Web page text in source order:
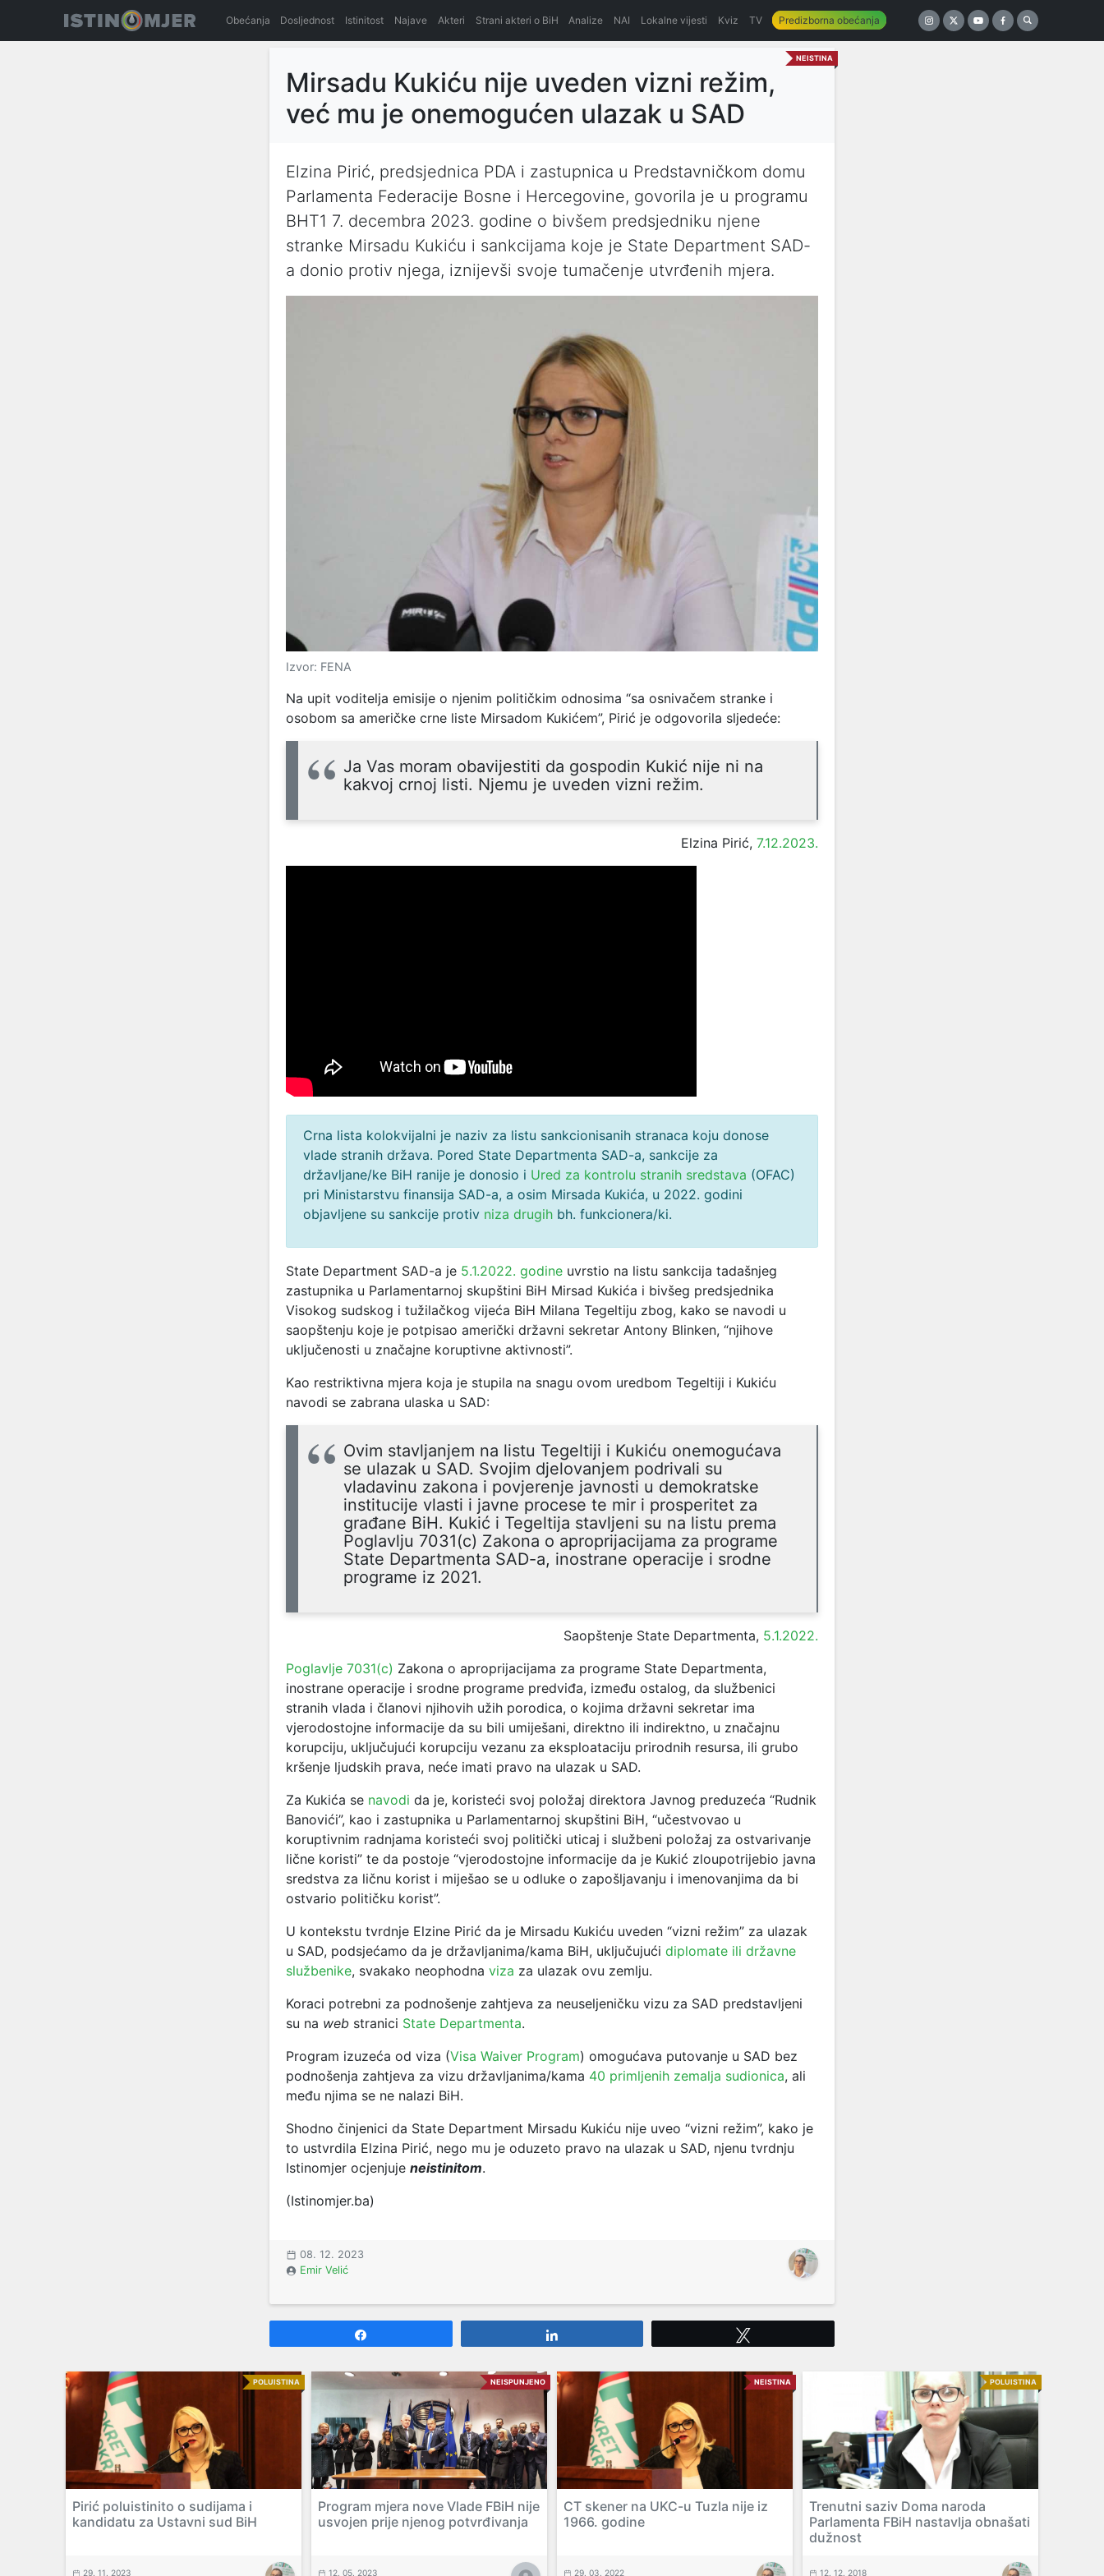
Obećanja Dosljednost Istinitost Najave Akteri Strani akteri o BiH Analize NAI Lokalne vijesti Kviz TV Predizborna obećanja
NEISTINA
Mirsadu Kukiću nije uveden vizni režim,
već mu je onemogućen ulazak u SAD
Elzina Pirić, predsjednica PDA i zastupnica u Predstavničkom domu
Parlamenta Federacije Bosne i Hercegovine, govorila je u programu
BHT1 7. decembra 2023. godine o bivšem predsjedniku njene
stranke Mirsadu Kukiću i sankcijama koje je State Department SAD-
a donio protiv njega, iznijevši svoje tumačenje utvrđenih mjera.
Izvor: FENA
Na upit voditelja emisije o njenim političkim odnosima “sa osnivačem stranke i
osobom sa američke crne liste Mirsadom Kukićem”, Pirić je odgovorila sljedeće:
Ja Vas moram obavijestiti da gospodin Kukić nije ni na
kakvoj crnoj listi. Njemu je uveden vizni režim.
Elzina Pirić, 7.12.2023.
Crna lista kolokvijalni je naziv za listu sankcionisanih stranaca koju donose
vlade stranih država. Pored State Departmenta SAD-a, sankcije za
državljane/ke BiH ranije je donosio i Ured za kontrolu stranih sredstava (OFAC)
pri Ministarstvu finansija SAD-a, a osim Mirsada Kukića, u 2022. godini
objavljene su sankcije protiv niza drugih bh. funkcionera/ki.
State Department SAD-a je 5.1.2022. godine uvrstio na listu sankcija tadašnjeg
zastupnika u Parlamentarnoj skupštini BiH Mirsad Kukića i bivšeg predsjednika
Visokog sudskog i tužilačkog vijeća BiH Milana Tegeltiju zbog, kako se navodi u
saopštenju koje je potpisao američki državni sekretar Antony Blinken, “njihove
uključenosti u značajne koruptivne aktivnosti”.
Kao restriktivna mjera koja je stupila na snagu ovom uredbom Tegeltiji i Kukiću
navodi se zabrana ulaska u SAD:
Ovim stavljanjem na listu Tegeltiji i Kukiću onemogućava
se ulazak u SAD. Svojim djelovanjem podrivali su
vladavinu zakona i povjerenje javnosti u demokratske
institucije vlasti i javne procese te mir i prosperitet za
građane BiH. Kukić i Tegeltija stavljeni su na listu prema
Poglavlju 7031(c) Zakona o aproprijacijama za programe
State Departmenta SAD-a, inostrane operacije i srodne
programe iz 2021.
Saopštenje State Departmenta, 5.1.2022.
Poglavlje 7031(c) Zakona o aproprijacijama za programe State Departmenta,
inostrane operacije i srodne programe predviđa, između ostalog, da službenici
stranih vlada i članovi njihovih užih porodica, o kojima državni sekretar ima
vjerodostojne informacije da su bili umiješani, direktno ili indirektno, u značajnu
korupciju, uključujući korupciju vezanu za eksploataciju prirodnih resursa, ili grubo
kršenje ljudskih prava, neće imati pravo na ulazak u SAD.
Za Kukića se navodi da je, koristeći svoj položaj direktora Javnog preduzeća “Rudnik
Banovići”, kao i zastupnika u Parlamentarnoj skupštini BiH, “učestvovao u
koruptivnim radnjama koristeći svoj politički uticaj i službeni položaj za ostvarivanje
lične koristi” te da postoje “vjerodostojne informacije da je Kukić zloupotrijebio javna
sredstva za ličnu korist i miješao se u odluke o zapošljavanju i imenovanjima da bi
ostvario političku korist”.
U kontekstu tvrdnje Elzine Pirić da je Mirsadu Kukiću uveden “vizni režim” za ulazak
u SAD, podsjećamo da je državljanima/kama BiH, uključujući diplomate ili državne
službenike, svakako neophodna viza za ulazak ovu zemlju.
Koraci potrebni za podnošenje zahtjeva za neuseljeničku vizu za SAD predstavljeni
su na web stranici State Departmenta.
Program izuzeća od viza (Visa Waiver Program) omogućava putovanje u SAD bez
podnošenja zahtjeva za vizu državljanima/kama 40 primljenih zemalja sudionica, ali
među njima se ne nalazi BiH.
Shodno činjenici da State Department Mirsadu Kukiću nije uveo “vizni režim”, kako je
to ustvrdila Elzina Pirić, nego mu je oduzeto pravo na ulazak u SAD, njenu tvrdnju
Istinomjer ocjenjuje neistinitom.
(Istinomjer.ba)
08. 12. 2023
Emir Velić
POLUISTINA
Pirić poluistinito o sudijama i
kandidatu za Ustavni sud BiH
29. 11. 2023
NEISPUNJENO
Program mjera nove Vlade FBiH nije
usvojen prije njenog potvrđivanja
12. 05. 2023
NEISTINA
CT skener na UKC-u Tuzla nije iz
1966. godine
29. 03. 2022
POLUISTINA
Trenutni saziv Doma naroda
Parlamenta FBiH nastavlja obnašati
dužnost
12. 12. 2018